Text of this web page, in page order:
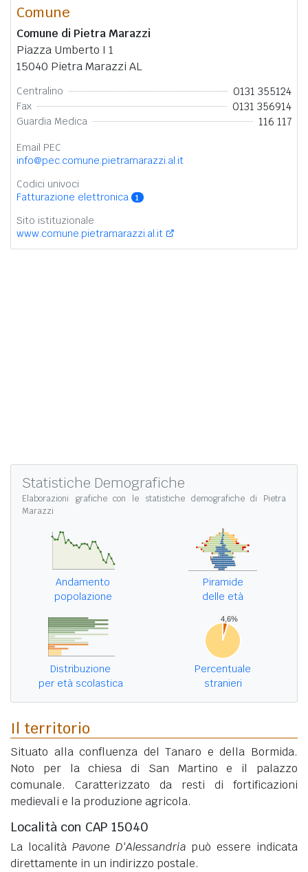
Comune
Comune di Pietra Marazzi
Piazza Umberto I 1
15040 Pietra Marazzi AL
Centralino 0131 355124
Fax 0131 356914
Guardia Medica 116 117
Email PEC
info@pec.comune.pietramarazzi.al.it
Codici univoci
Fatturazione elettronica
1
Sito istituzionale
www.comune.pietramarazzi.al.it
Statistiche Demografiche
Elaborazioni grafiche con le statistiche demografiche di Pietra
Marazzi
Andamento
popolazione
Piramide
delle età
Distribuzione
per età scolastica
Percentuale
stranieri
Il territorio
Situato alla confluenza del Tanaro e della Bormida.
Noto per la chiesa di San Martino e il palazzo
comunale. Caratterizzato da resti di fortificazioni
medievali e la produzione agricola.
Località con CAP 15040
La località Pavone D'Alessandria può essere indicata
direttamente in un indirizzo postale.